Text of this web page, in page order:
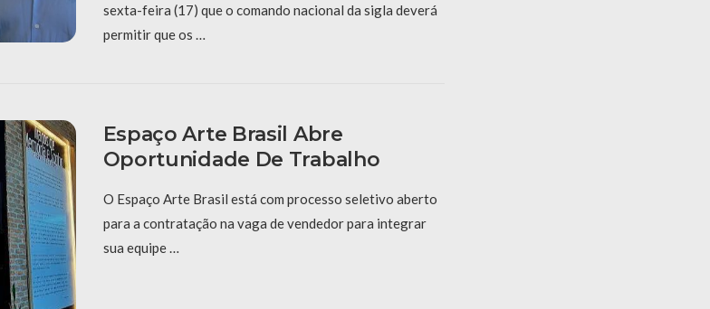
sexta-feira (17) que o comando nacional da sigla deverá
permitir que os …
Espaço Arte Brasil Abre
Oportunidade De Trabalho
O Espaço Arte Brasil está com processo seletivo aberto
para a contratação na vaga de vendedor para integrar
sua equipe …